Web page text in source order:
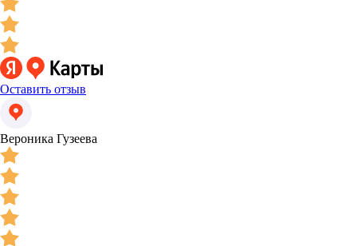
Оставить отзыв
Вероника Гузеева